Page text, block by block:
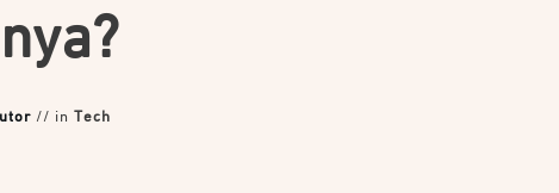
// in Tech